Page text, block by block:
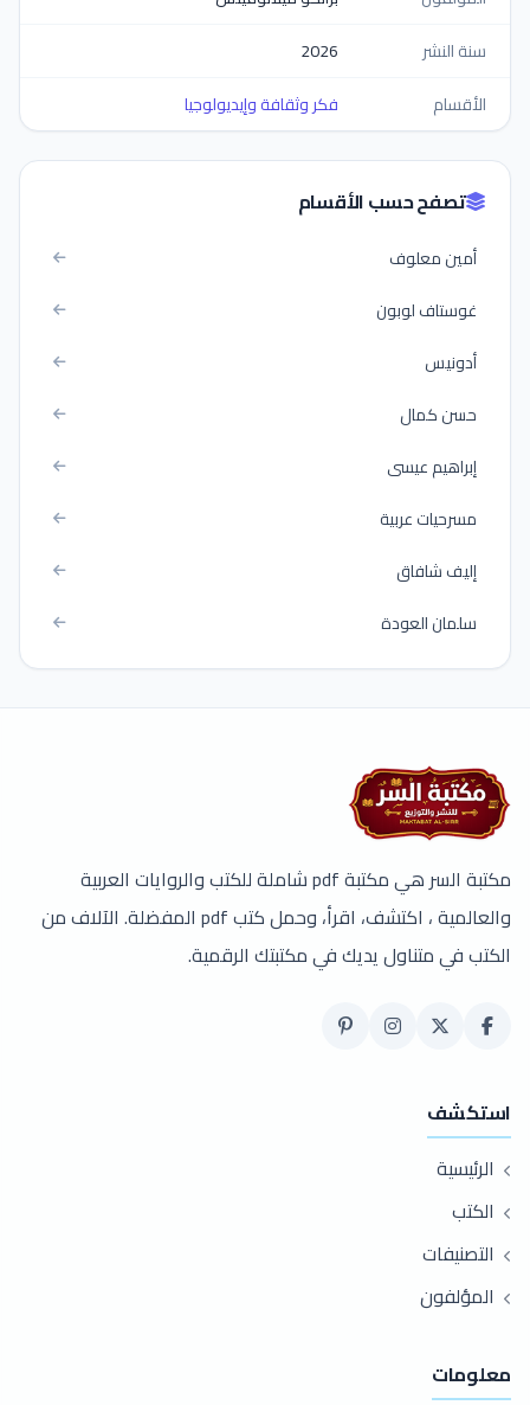
سنة النشر
2026
الأقسام
فكر وثقافة وإيديولوجيا
تصفح حسب الأقسام
أمين معلوف
غوستاف لوبون
أدونيس
حسن كمال
إبراهيم عيسى
مسرحيات عربية
إليف شافاق
سلمان العودة
مكتبة السر هي مكتبة pdf شاملة للكتب والروايات العربية
والعالمية ، اكتشف، اقرأ، وحمل كتب pdf المفضلة. الآلاف من
الكتب في متناول يديك في مكتبتك الرقمية.
استكشف
الرئيسية
الكتب
التصنيفات
المؤلفون
معلومات